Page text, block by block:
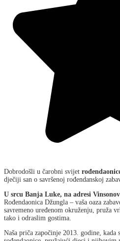
Dobrodošli u čarobni svijet
dječiji san o savršenoj rođendanskoj
U srcu Banja Luke, na adresi
Rođendaonica Džungla – vaša oaza
savremeno uređenom okruženju, pruža
tako i odraslim gostima.
Naša priča započinje 2013. godine,